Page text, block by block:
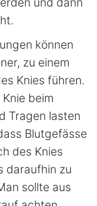
können
zu einem
Knies führen.
beim
Tragen lasten
Blutgefässe
des Knies
daraufhin zu
sollte aus